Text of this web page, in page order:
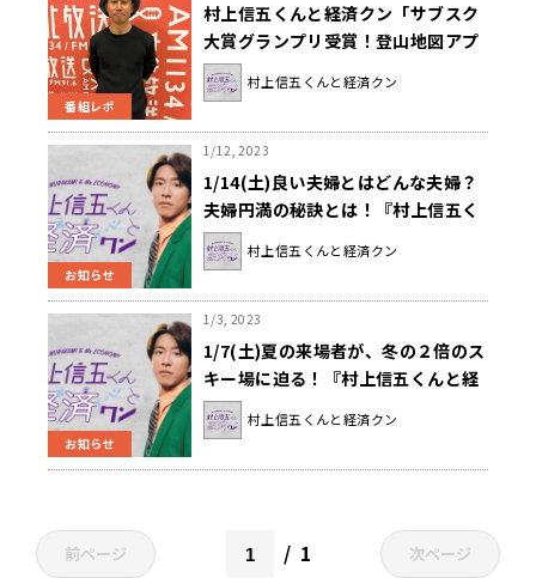
番組レポ
村上信五くんと経済クン「サブスク
大賞グランプリ受賞！登山地図アプ
リ“YAMAP”とは？」
村上信五くんと経済クン
お知らせ
1/12, 2023
1/14(土)良い夫婦とはどんな夫婦？
夫婦円満の秘訣とは！『村上信五く
んと経済クン』
村上信五くんと経済クン
お知らせ
1/3, 2023
1/7(土)夏の来場者が、冬の２倍のス
キー場に迫る！『村上信五くんと経
済クン』
村上信五くんと経済クン
前ページ 1 次ページ